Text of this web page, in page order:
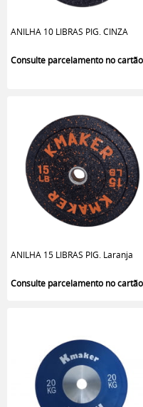
ANILHA 10 LIBRAS PIG. CINZA
ANILHA 15 LIBRAS PIG. Laranja